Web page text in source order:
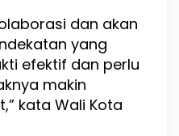
dan akan
yang
efektif dan perlu
makin
kata Wali Kota